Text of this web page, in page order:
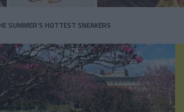
SUMMER’S HOTTEST SNEAKERS